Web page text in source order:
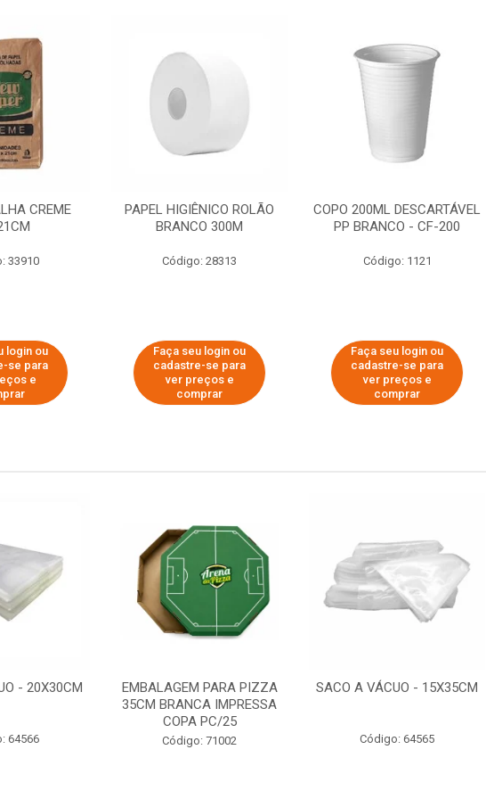
CREME
33910
login ou
se para
e
PAPEL HIGIÊNICO ROLÃO
BRANCO 300M
Código: 28313
Faça seu login ou
cadastre-se para
ver preços e
comprar
COPO 200ML DESCARTÁVEL
PP BRANCO - CF-200
Código: 1121
Faça seu login ou
cadastre-se para
ver preços e
comprar
- 20X30CM
64566
EMBALAGEM PARA PIZZA
35CM BRANCA IMPRESSA
COPA PC/25
Código: 71002
SACO A VÁCUO - 15X35CM
Código: 64565